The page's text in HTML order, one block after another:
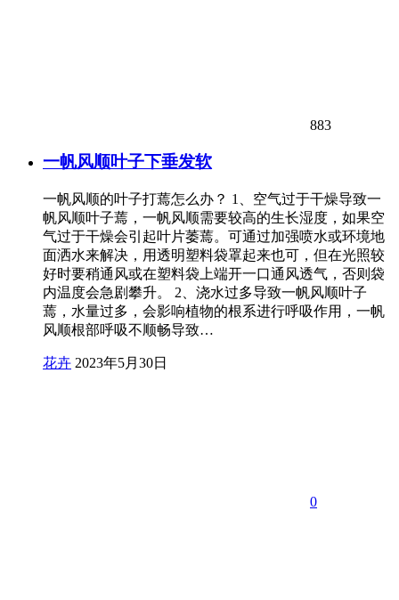
883
一帆风顺叶子下垂发软
一帆风顺的叶子打蔫怎么办？ 1、空气过于干燥导致一
帆风顺叶子蔫，一帆风顺需要较高的生长湿度，如果空
气过于干燥会引起叶片萎蔫。可通过加强喷水或环境地
面洒水来解决，用透明塑料袋罩起来也可，但在光照较
好时要稍通风或在塑料袋上端开一口通风透气，否则袋
内温度会急剧攀升。 2、浇水过多导致一帆风顺叶子
蔫，水量过多，会影响植物的根系进行呼吸作用，一帆
风顺根部呼吸不顺畅导致…
花卉 2023年5月30日
0